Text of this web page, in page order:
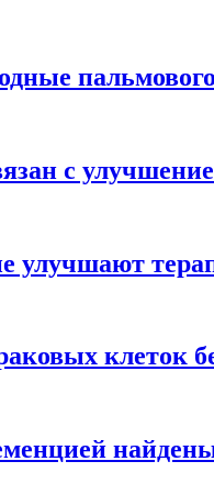
с
улучшают
клеток